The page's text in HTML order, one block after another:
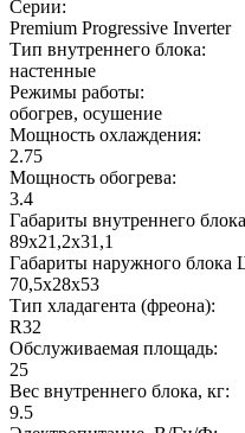
Серии:
Premium Progressive Inverter
Тип внутреннего блока:
настенные
Режимы работы:
обогрев, осушение
Мощность охлаждения:
2.75
Мощность обогрева:
3.4
Габариты внутреннего
89x21,2x31,1
Габариты наружного
70,5x28x53
Тип хладагента (фреона):
R32
Обслуживаемая площадь:
25
Вес внутреннего блока, кг:
9.5